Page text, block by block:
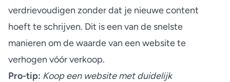
verdrievoudigen zonder dat je nieuwe content
hoeft te schrijven. Dit is een van de snelste
manieren om de waarde van een website te
verhogen vóór verkoop.
Pro-tip: Koop een website met duidelijk